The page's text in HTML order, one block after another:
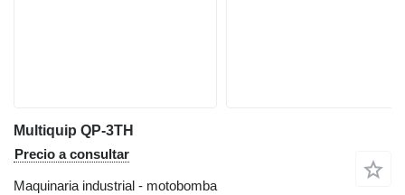
Multiquip QP-3TH
Precio a consultar
Maquinaria industrial - motobomba